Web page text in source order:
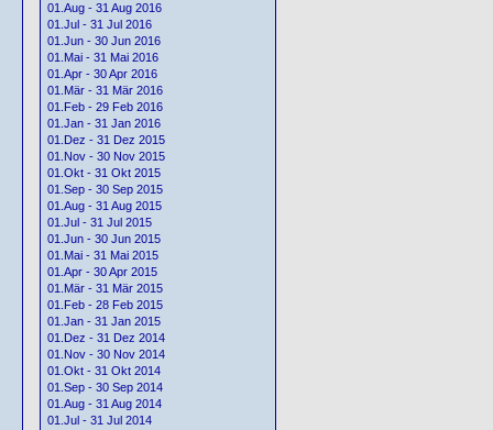
01.Aug - 31 Aug 2016
01.Jul - 31 Jul 2016
01.Jun - 30 Jun 2016
01.Mai - 31 Mai 2016
01.Apr - 30 Apr 2016
01.Mär - 31 Mär 2016
01.Feb - 29 Feb 2016
01.Jan - 31 Jan 2016
01.Dez - 31 Dez 2015
01.Nov - 30 Nov 2015
01.Okt - 31 Okt 2015
01.Sep - 30 Sep 2015
01.Aug - 31 Aug 2015
01.Jul - 31 Jul 2015
01.Jun - 30 Jun 2015
01.Mai - 31 Mai 2015
01.Apr - 30 Apr 2015
01.Mär - 31 Mär 2015
01.Feb - 28 Feb 2015
01.Jan - 31 Jan 2015
01.Dez - 31 Dez 2014
01.Nov - 30 Nov 2014
01.Okt - 31 Okt 2014
01.Sep - 30 Sep 2014
01.Aug - 31 Aug 2014
01.Jul - 31 Jul 2014